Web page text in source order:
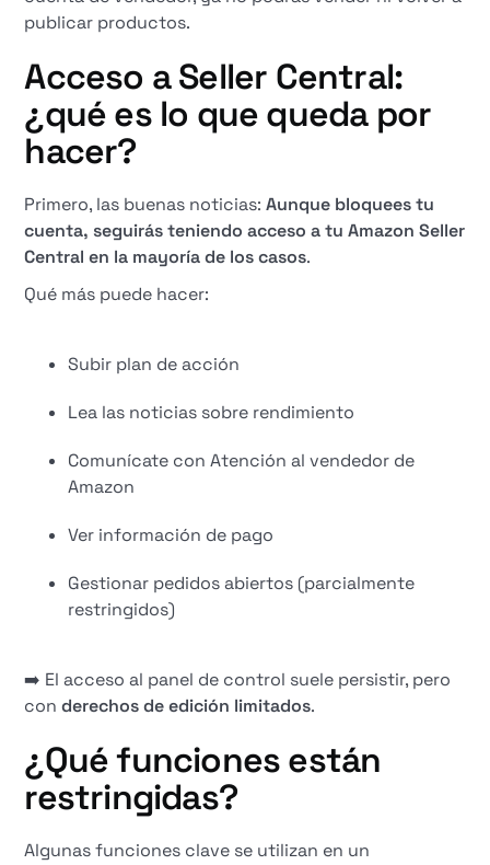
publicar productos.
Acceso a Seller Central:
¿qué es lo que queda por
hacer?
Primero, las buenas noticias:Aunque bloquees tu
cuenta, seguirás teniendo acceso a tu Amazon Seller
Central en la mayoría de los casos.
Qué más puede hacer:
Subir plan de acción
Lea las noticias sobre rendimiento
Comunícate con Atención al vendedor de
Amazon
Ver información de pago
Gestionar pedidos abiertos (parcialmente
restringidos)
➡️ El acceso al panel de control suele persistir, pero
conderechos de edición limitados.
¿Qué funciones están
restringidas?
Algunas funciones clave se utilizan en un